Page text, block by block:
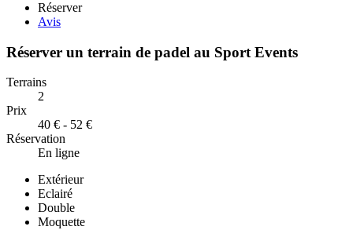
Réserver
Avis
Réserver un terrain de padel au Sport Events
Terrains
2
Prix
40 € - 52 €
Réservation
En ligne
Extérieur
Eclairé
Double
Moquette